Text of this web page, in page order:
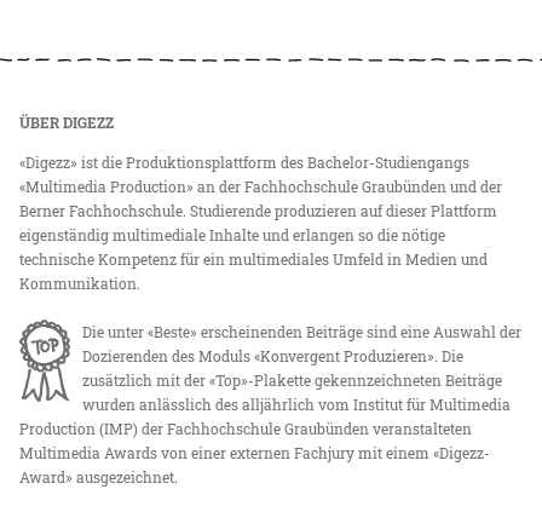
ÜBER DIGEZZ
«Digezz» ist die Produktionsplattform des Bachelor-Studiengangs
«Multimedia Production» an der Fachhochschule Graubünden und der
Berner Fachhochschule. Studierende produzieren auf dieser Plattform
eigenständig multimediale Inhalte und erlangen so die nötige
technische Kompetenz für ein multimediales Umfeld in Medien und
Kommunikation.
Die unter «Beste» erscheinenden Beiträge sind eine Auswahl der
Dozierenden des Moduls «Konvergent Produzieren». Die
zusätzlich mit der «Top»-Plakette gekennzeichneten Beiträge
wurden anlässlich des alljährlich vom Institut für Multimedia
Production (IMP) der Fachhochschule Graubünden veranstalteten
Multimedia Awards von einer externen Fachjury mit einem «Digezz-
Award» ausgezeichnet.